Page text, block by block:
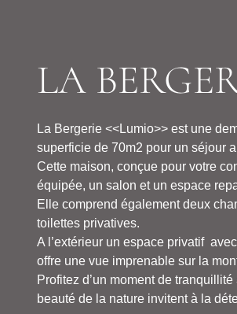
LA
La Bergerie <<Lumio>> est une
superficie de 70m2 pour un séjour
Cette maison, conçue pour votre
équipée, un salon et un espace
Elle comprend également deux
toilettes privatives.
A l’extérieur un espace privatif
offre une vue imprenable sur la
Profitez d’un moment de
beauté de la nature invitent à la